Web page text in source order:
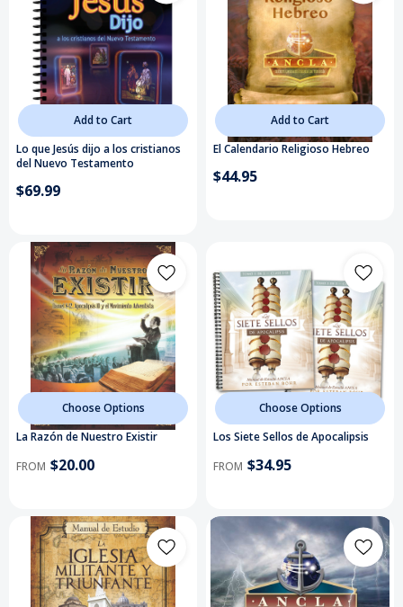
Add to Cart
Lo que Jesús dijo a los cristianos
del Nuevo Testamento
$69.99
Add to Cart
El Calendario Religioso Hebreo
$44.95
Choose Options
La Razón de Nuestro Existir
FROM $20.00
Choose Options
Los Siete Sellos de Apocalipsis
FROM $34.95